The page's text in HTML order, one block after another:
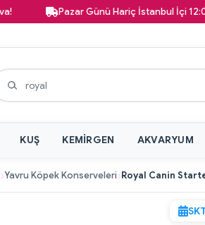
Pazar Günü Hariç İstanbul İçi 12:00'a
KUŞ KEMIRGEN AKVARYUM
Yavru Köpek Konserveleri